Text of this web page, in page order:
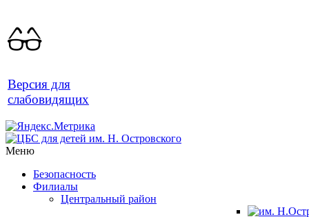
Версия для
слабовидящих
Меню
Безопасность
Филиалы
Центральный район